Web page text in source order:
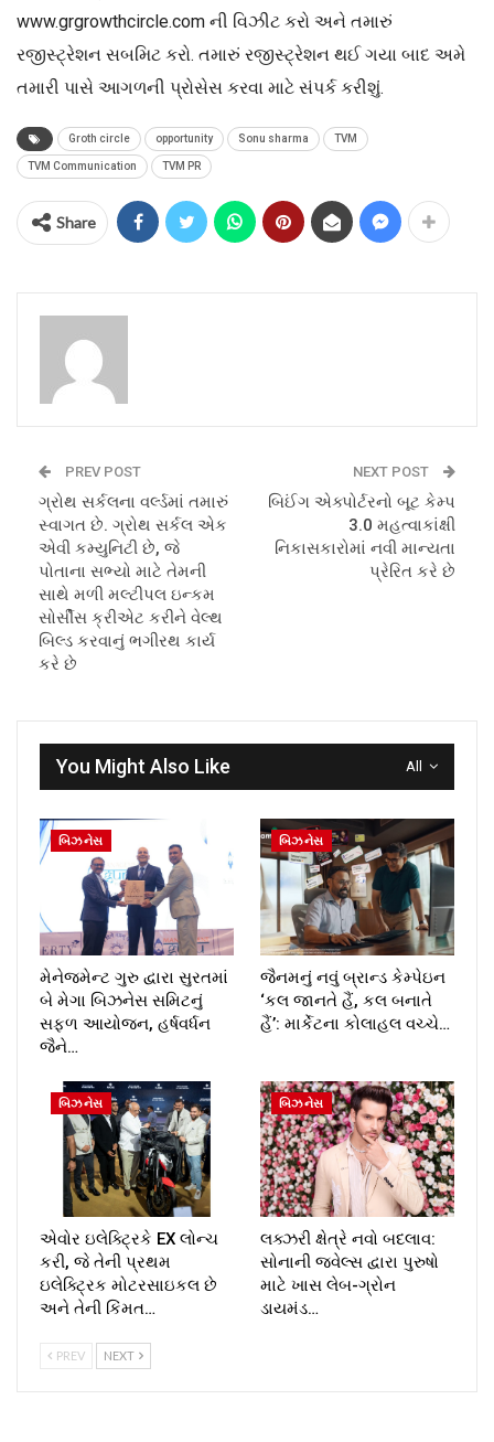
www.grgrowthcircle.com ની વિઝીટ કરો અને તમારું
રજીસ્ટ્રેશન સબમિટ કરો. તમારું રજીસ્ટ્રેશન થઈ ગયા બાદ અમે
તમારી પાસે આગળની પ્રોસેસ કરવા માટે સંપર્ક કરીશું.
Groth circle opportunity Sonu sharma TVM
TVM Communication TVM PR
Share
PREV POST
ગ્રોથ સર્કલના વર્લ્ડમાં તમારું
સ્વાગત છે. ગ્રોથ સર્કલ એક
એવી કમ્યુનિટી છે, જે
પોતાના સભ્યો માટે તેમની
સાથે મળી મલ્ટીપલ ઇન્કમ
સોર્સીસ ક્રીએટ કરીને વેલ્થ
બિલ્ડ કરવાનું ભગીરથ કાર્ય
કરે છે
NEXT POST
બિઈંગ એક્પોર્ટરનો બૂટ કેમ્પ
3.0 મહત્વાકાંક્ષી
નિકાસકારોમાં નવી માન્યતા
પ્રેરિત કરે છે
All
You Might Also Like
બિઝનેસ
મેનેજમેન્ટ ગુરુ દ્વારા સુરતમાં
બે મેગા બિઝનેસ સમિટનું
સફળ આયોજન, હર્ષવર્ધન
જૈને…
બિઝનેસ
જૈનમનું નવું બ્રાન્ડ કેમ્પેઇન
‘કલ જાનતે હૈં, કલ બનાતે
હૈં’: માર્કેટના કોલાહલ વચ્ચે…
બિઝનેસ
એવોર ઇલેક્ટ્રિકે EX લોન્ચ
કરી, જે તેની પ્રથમ
ઇલેક્ટ્રિક મોટરસાઇકલ છે
અને તેની કિંમત…
બિઝનેસ
લક્ઝરી ક્ષેત્રે નવો બદલાવ:
સોનાની જ્વેલ્સ દ્વારા પુરુષો
માટે ખાસ લેબ-ગ્રોન
ડાયમંડ…
PREV NEXT